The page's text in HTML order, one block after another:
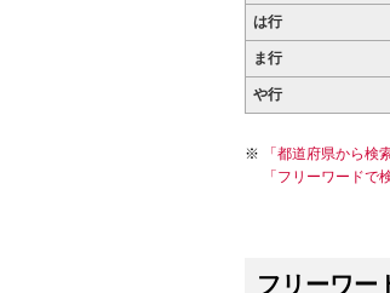
は行
ま行
や行
「都道府県から
「フリーワードで
フリーワー